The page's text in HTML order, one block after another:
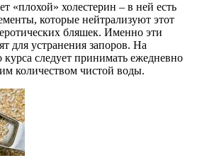
«плохой» холестерин – в ней есть
которые нейтрализуют этот
бляшек. Именно эти
для устранения запоров. На
следует принимать ежедневно
количеством чистой воды.